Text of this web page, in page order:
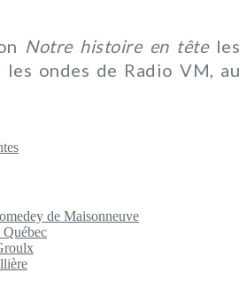
Notre histoire en têteles
les ondes de Radio VM, au
de Maisonneuve